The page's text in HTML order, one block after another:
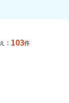
： 103件